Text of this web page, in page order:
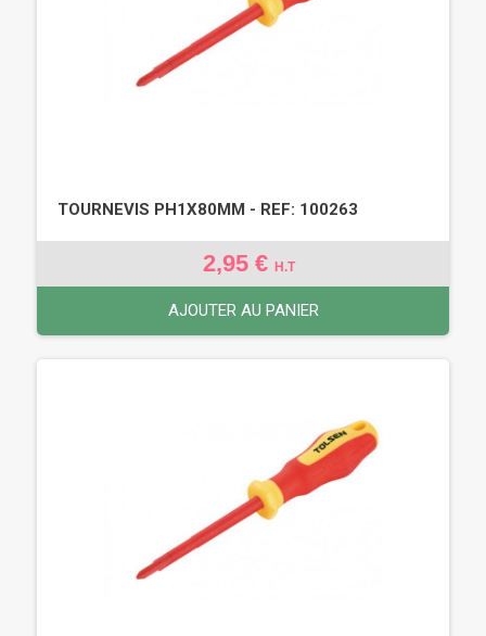
TOURNEVIS PH1X80MM - REF: 100263
2,95 € H.T
AJOUTER AU PANIER